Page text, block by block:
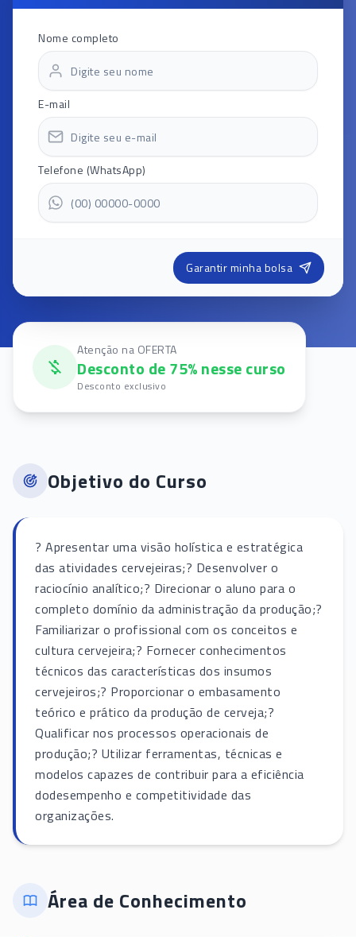
Nome completo
E-mail
Telefone (WhatsApp)
Garantir minha bolsa
Atenção na OFERTA
Desconto de 75% nesse curso
Desconto exclusivo
Objetivo do Curso
? Apresentar uma visão holística e estratégica
das atividades cervejeiras;? Desenvolver o
raciocínio analítico;? Direcionar o aluno para o
completo domínio da administração da produção;?
Familiarizar o profissional com os conceitos e
cultura cervejeira;? Fornecer conhecimentos
técnicos das características dos insumos
cervejeiros;? Proporcionar o embasamento
teórico e prático da produção de cerveja;?
Qualificar nos processos operacionais de
produção;? Utilizar ferramentas, técnicas e
modelos capazes de contribuir para a eficiência
dodesempenho e competitividade das
organizações.
Área de Conhecimento